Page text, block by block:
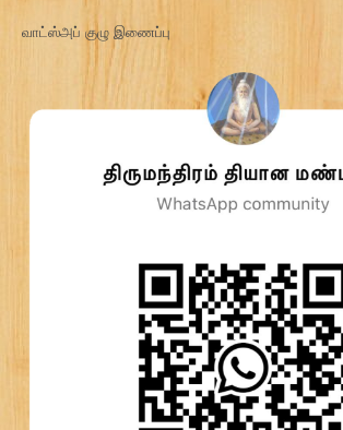
வாட்ஸ்அப் குழு இணைப்பு